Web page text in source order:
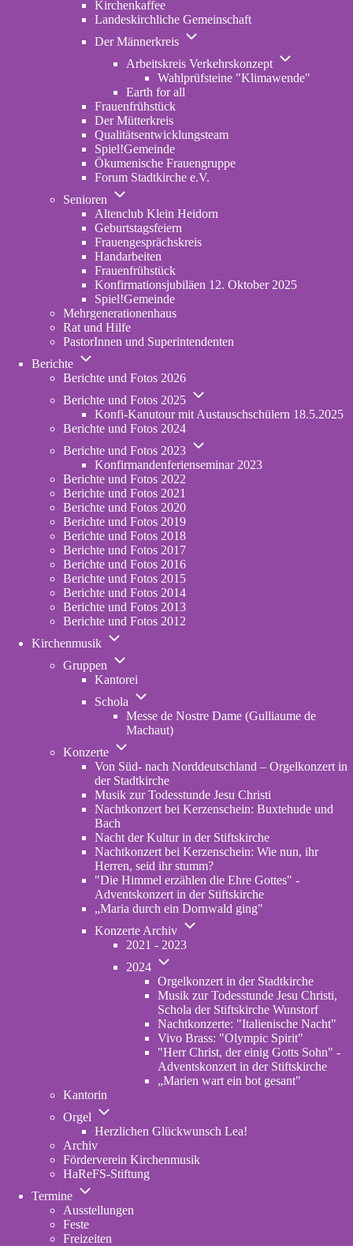
new
Kirchenkaffee
Landeskirchliche Gemeinschaft
Der Männerkreis
Unternavigation
Der
Männerkreis
Arbeitskreis Verkehrskonzept
Arbeitskreis
Wahlprüfsteine "Klimawende"
Earth for all
Frauenfrühstück
Der Mütterkreis
Qualitätsentwicklungsteam
Spiel!Gemeinde
Ökumenische Frauengruppe
Forum Stadtkirche e.V.
tab)
Senioren
Unternavigation
Senioren
Altenclub Klein Heidorn
Geburtstagsfeiern
Frauengesprächskreis
Handarbeiten
Frauenfrühstück
Konfirmationsjubiläen 12. Oktober 2025
Spiel!Gemeinde
Mehrgenerationenhaus
new
Rat und Hilfe
PastorInnen und Superintendenten
Berichte
Unternavigation
Berichte
Berichte und Fotos 2026
Berichte und Fotos 2025
Unternavigation
Berichte
Fotos
2025
Konfi-Kanutour mit Austauschschülern 18.5.2025
Berichte und Fotos 2024
Berichte und Fotos 2023
Unternavigation
Berichte
Konfirmandenferienseminar 2023
Berichte und Fotos 2022
Berichte und Fotos 2021
Berichte und Fotos 2020
Berichte und Fotos 2019
Berichte und Fotos 2018
Berichte und Fotos 2017
Berichte und Fotos 2016
Berichte und Fotos 2015
Berichte und Fotos 2014
Berichte und Fotos 2013
Berichte und Fotos 2012
Kirchenmusik
Unternavigation
Kirchenmusik
Gruppen
Unternavigation
Gruppen
Kantorei
Schola
Unternavigation
Schola
Messe de Nostre Dame (Gulliaume de
Machaut)
Konzerte
Unternavigation
Konzerte
Von Süd- nach Norddeutschland – Orgelkonzert in
der Stadtkirche
Musik zur Todesstunde Jesu Christi
Nachtkonzert bei Kerzenschein: Buxtehude und
Bach
Nacht der Kultur in der Stiftskirche
Nachtkonzert bei Kerzenschein: Wie nun, ihr
Herren, seid ihr stumm?
"Die Himmel erzählen die Ehre Gottes" -
Adventskonzert in der Stiftskirche
„Maria durch ein Dornwald ging"
Konzerte Archiv
Unternavigation
Konzerte
2021 - 2023
2024
Unternavigation
2024
Orgelkonzert in der Stadtkirche
Musik zur Todesstunde Jesu Christi,
Schola der Stiftskirche Wunstorf
Nachtkonzerte: "Italienische Nacht"
Vivo Brass: "Olympic Spirit"
"Herr Christ, der einig Gotts Sohn" -
Adventskonzert in der Stiftskirche
„Marien wart ein bot gesant"
Kantorin
Orgel
Unternavigation
Orgel
Herzlichen Glückwunsch Lea!
Archiv
Förderverein Kirchenmusik
HaReFS-Stiftung
Termine
Unternavigation
Termine
Ausstellungen
Feste
Freizeiten